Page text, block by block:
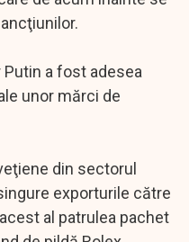
a fost adesea
unor mărci de
din sectorul
exporturile către
al patrulea pachet